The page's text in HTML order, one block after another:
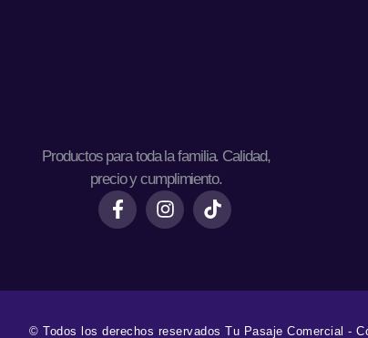
Productos para toda la familia. Calidad,
precio y cumplimiento.
© Todos los derechos reservados Tu Pasaje Comercial -